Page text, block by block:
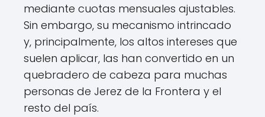
mediante cuotas mensuales ajustables.
Sin embargo, su mecanismo intrincado
y, principalmente, los altos intereses que
suelen aplicar, las han convertido en un
quebradero de cabeza para muchas
personas de Jerez de la Frontera y el
resto del país.